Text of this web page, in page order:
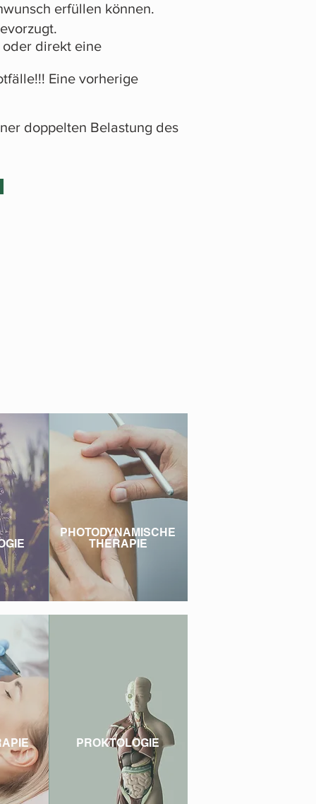
erfüllen können.
direkt eine
Eine vorherige
doppelten Belastung des
PHOTODYNAMISCHE
THERAPIE
PROKTOLOGIE